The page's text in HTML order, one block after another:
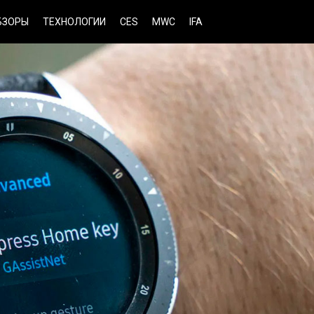
ТЕХНОЛОГИИ CES MWC IFA